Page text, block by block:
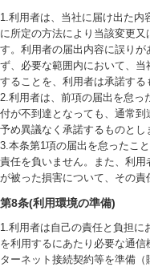
1.利用者は、当社に届け出た内
に所定の方法により当該変更
す。利用者の届出内容に誤り
ず、必要な範囲内において、
することを、利用者は承諾する
2.利用者は、前項の届出を怠っ
付が不到達となっても、通常
予め異議なく承諾するものとし
3.本条第1項の届出を怠ったこ
責任を負いません。また、利
が被った損害について、その責
第8条(利用環境の準備)
1.利用者は自己の責任と負担に
を利用するにあたり必要な通
ターネット接続契約等を準備